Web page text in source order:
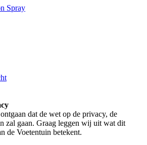
Spray
dat de wet op de privacy, de
zal gaan. Graag leggen wij uit wat dit
de Voetentuin betekent.